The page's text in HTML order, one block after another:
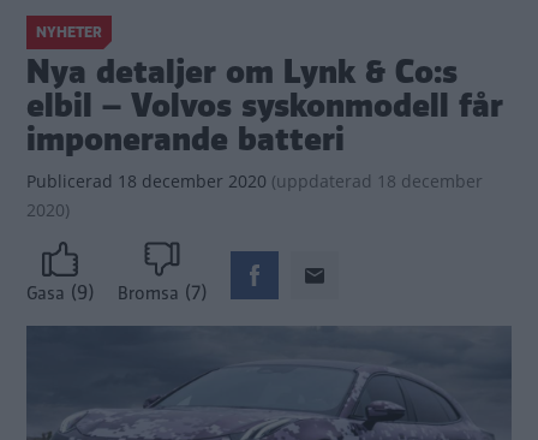
NYHETER
Nya detaljer om Lynk & Co:s
elbil – Volvos syskonmodell får
imponerande batteri
Publicerad 18 december 2020 (uppdaterad 18 december
2020)
Gasa (9) Bromsa (7)